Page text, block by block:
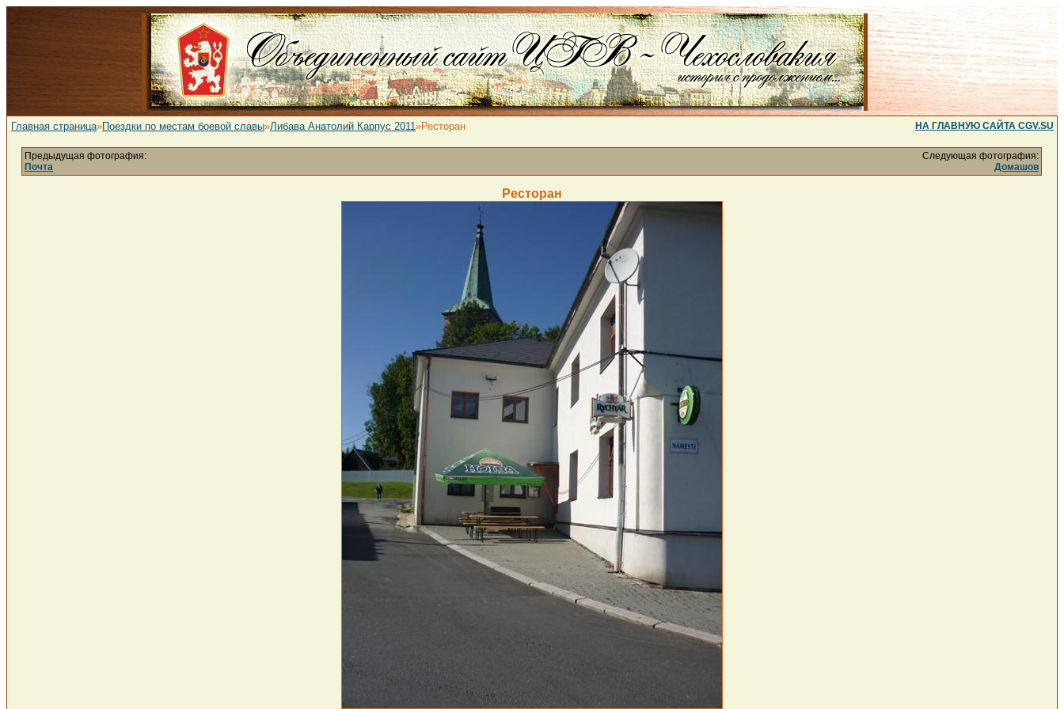
Главная страница»Поездки по местам боевой славы»Либава Анатолий Карпус 2011»Ресторан НА ГЛАВНУЮ САЙТА CGV.SU
Предыдущая фотография:
Почта
Следующая фотография:
Домашов
Ресторан